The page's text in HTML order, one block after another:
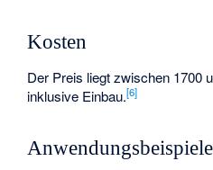
Kosten
Der Preis liegt zwischen 1700
inklusive Einbau.[6]
Anwendungsbeispiele